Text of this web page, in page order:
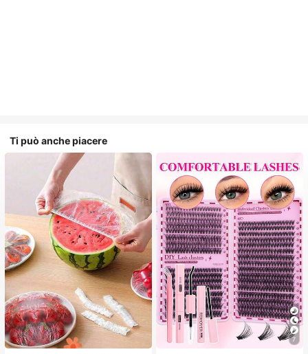
Ti può anche piacere
7